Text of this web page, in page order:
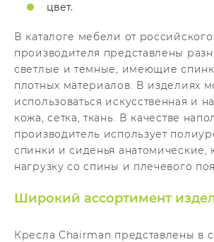
цвет.
В каталоге мебели от российского
производителя представлены
светлые и темные, имеющие
плотных материалов. В изделиях
использоваться искусственная и
кожа, сетка, ткань. В качестве
производитель использует
спинки и сиденья анатомические,
нагрузку со спины и плечевого
Широкий ассортимент
Кресла Chairman представлены в